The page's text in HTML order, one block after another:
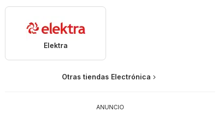
Elektra
Otras tiendas Electrónica
ANUNCIO